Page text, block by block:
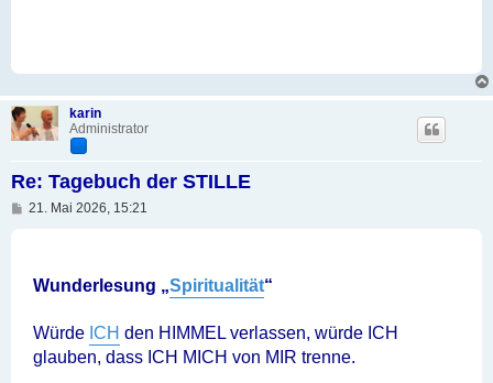
karin
Administrator
Re: Tagebuch der STILLE
B21. Mai 2026, 15:21
Wunderlesung „Spiritualität“
Würde ICH den HIMMEL verlassen, würde ICH
glauben, dass ICH MICH von MIR trenne.